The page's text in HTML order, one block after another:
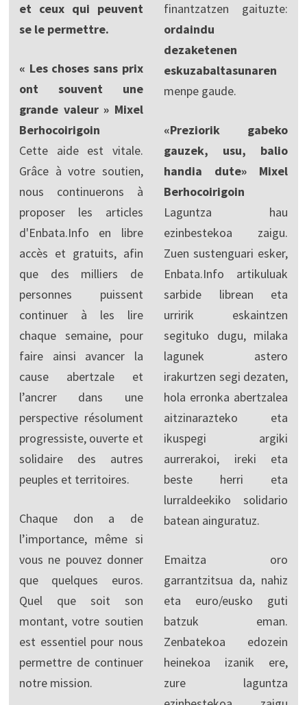
et ceux qui peuvent
se le permettre.
« Les choses sans prix
ont souvent une
grande valeur » Mixel
Berhocoirigoin
Cette aide est vitale.
Grâce à votre soutien,
nous continuerons à
proposer les articles
d'Enbata.Info en libre
accès et gratuits, afin
que des milliers de
personnes puissent
continuer à les lire
chaque semaine, pour
faire ainsi avancer la
cause abertzale et
l’ancrer dans une
perspective résolument
progressiste, ouverte et
solidaire des autres
peuples et territoires.
Chaque don a de
l’importance, même si
vous ne pouvez donner
que quelques euros.
Quel que soit son
montant, votre soutien
est essentiel pour nous
permettre de continuer
notre mission.
finantzatzen gaituzte:
ordaindu
dezaketenen
eskuzabaltasunaren
menpe gaude.
«Preziorik gabeko
gauzek, usu, balio
handia dute» Mixel
Berhocoirigoin
Laguntza hau
ezinbestekoa zaigu.
Zuen sustenguari esker,
Enbata.Info artikuluak
sarbide librean eta
urririk eskaintzen
segituko dugu, milaka
lagunek astero
irakurtzen segi dezaten,
hola erronka abertzalea
aitzinarazteko eta
ikuspegi argiki
aurrerakoi, ireki eta
beste herri eta
lurraldeekiko solidario
batean ainguratuz.
Emaitza oro
garrantzitsua da, nahiz
eta euro/eusko guti
batzuk eman.
Zenbatekoa edozein
heinekoa izanik ere,
zure laguntza